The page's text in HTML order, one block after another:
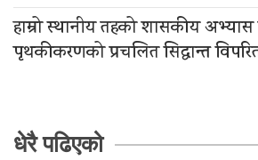
हाम्रो स्थानीय तहको शासकीय अभ्यास
पृथकीकरणको प्रचलित सिद्धान्त
धेरै पढिएको